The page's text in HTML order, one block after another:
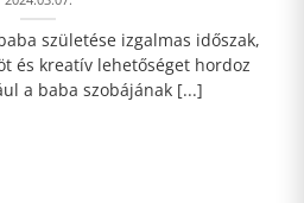
születése izgalmas időszak,
és kreatív lehetőséget hordoz
a baba szobájának [...]